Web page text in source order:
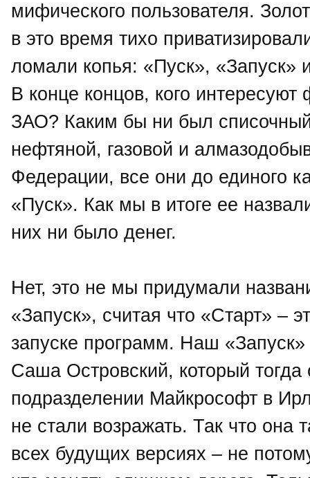
мифического пользователя.
в это время тихо
ломали копья: «Пуск», «Запуск»
В конце концов, кого
ЗАО? Каким бы ни был списочный
нефтяной, газовой и
Федерации, все они до единого
«Пуск». Как мы в итоге ее
них ни было денег.
Нет, это не мы придумали
«Запуск», считая что «Старт» –
запуске программ. Наш
Саша Островский, который тогда
подразделении Майкрософт в
не стали возражать. Так что она
всех будущих версиях – не